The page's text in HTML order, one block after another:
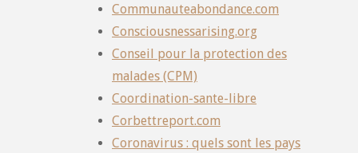
Communauteabondance.com
Consciousnessarising.org
Conseil pour la protection des
malades (CPM)
Coordination-sante-libre
Corbettreport.com
Coronavirus : quels sont les pays